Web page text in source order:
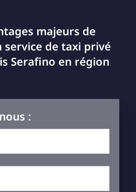
majeurs de
de taxi privé
Serafino en région
: